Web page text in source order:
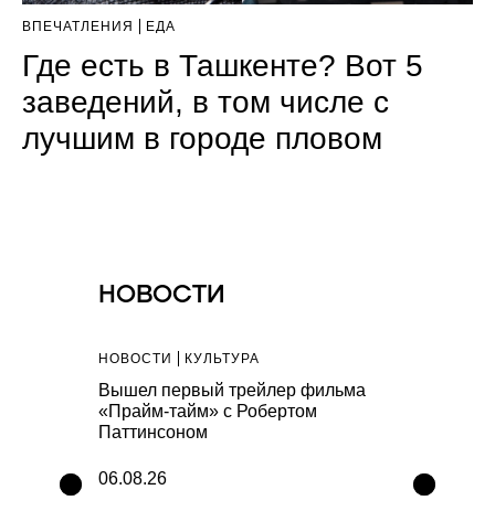
ВПЕЧАТЛЕНИЯ ЕДА
Где есть в Ташкенте? Вот 5
заведений, в том числе с
лучшим в городе пловом
НОВОСТИ
НОВОСТИ КУЛЬТУРА
Вышел первый трейлер фильма
«Прайм-тайм» с Робертом
Паттинсоном
06.08.26 06.08.26